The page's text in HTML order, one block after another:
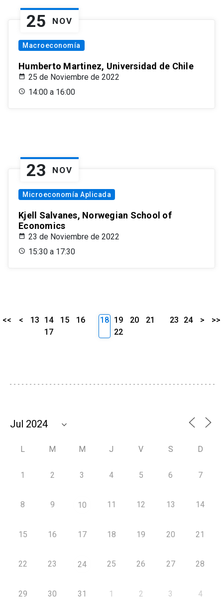
25 NOV
Macroeconomía
Humberto Martinez, Universidad de Chile
25 de Noviembre de 2022
14:00 a 16:00
23 NOV
Microeconomía Aplicada
Kjell Salvanes, Norwegian School of
Economics
23 de Noviembre de 2022
15:30 a 17:30
<< < 13 14 15
16
17
18 19 20
21
22
23 24 > >>
L M M J V S D
1 2 3 4 5 6 7
8 9 10 11 12 13 14
15 16 17 18 19 20 21
22 23 24 25 26 27 28
29 30 31 1 2 3 4